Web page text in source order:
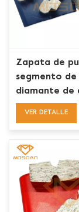
Zapata de
segmento de
diamante de
serpiente HTC
blando
VER DETALLE